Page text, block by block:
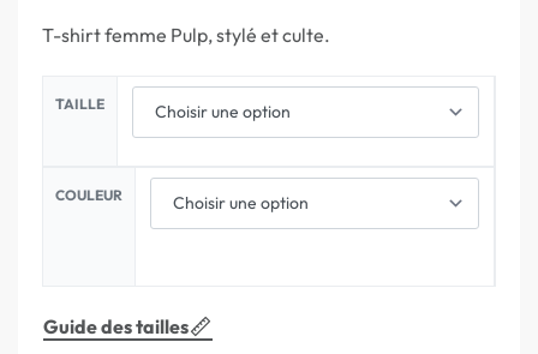
T-shirt femme Pulp, stylé et culte.
TAILLE
COULEUR
Guide des tailles